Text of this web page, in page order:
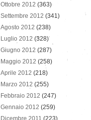
Ottobre 2012 (363)
Settembre 2012 (341)
Agosto 2012 (238)
Luglio 2012 (328)
Giugno 2012 (287)
Maggio 2012 (258)
Aprile 2012 (218)
Marzo 2012 (255)
Febbraio 2012 (247)
Gennaio 2012 (259)
Dicembre 2011 (223)